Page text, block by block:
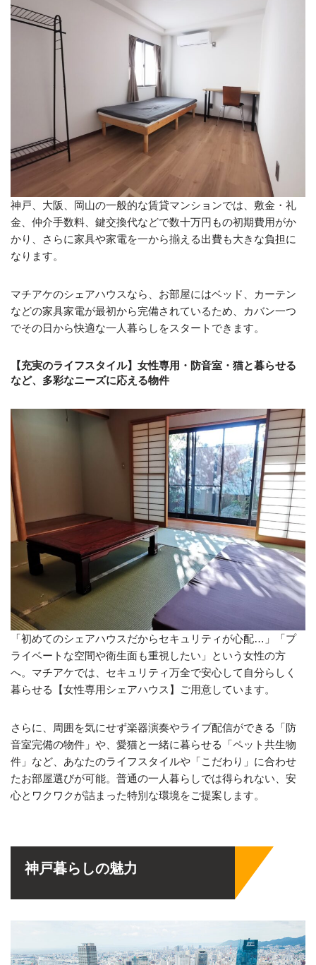
神戸、大阪、岡山の一般的な賃貸マンションでは、敷金・礼
金、仲介手数料、鍵交換代などで数十万円もの初期費用がか
かり、さらに家具や家電を一から揃える出費も大きな負担に
なります。
マチアケのシェアハウスなら、お部屋にはベッド、カーテン
などの家具家電が最初から完備されているため、カバン一つ
でその日から快適な一人暮らしをスタートできます。
【充実のライフスタイル】女性専用・防音室・猫と暮らせる
など、多彩なニーズに応える物件
「初めてのシェアハウスだからセキュリティが心配…」「プ
ライベートな空間や衛生面も重視したい」という女性の方
へ。マチアケでは、セキュリティ万全で安心して自分らしく
暮らせる【女性専用シェアハウス】ご用意しています。
さらに、周囲を気にせず楽器演奏やライブ配信ができる「防
音室完備の物件」や、愛猫と一緒に暮らせる「ペット共生物
件」など、あなたのライフスタイルや「こだわり」に合わせ
たお部屋選びが可能。普通の一人暮らしでは得られない、安
心とワクワクが詰まった特別な環境をご提案します。
神戸暮らしの魅力